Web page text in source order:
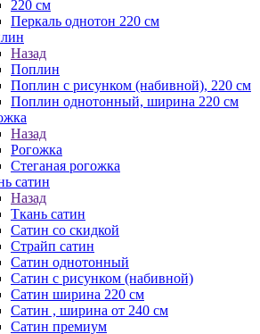
220 см
Перкаль однотон 220 см
Назад
Поплин
Поплин с рисунком (набивной), 220 см
Поплин однотонный, ширина 220 см
Назад
Рогожка
Стеганая рогожка
сатин
Назад
Ткань сатин
Сатин со скидкой
Страйп сатин
Сатин однотонный
Сатин с рисунком (набивной)
Сатин ширина 220 см
Сатин , ширина от 240 см
Сатин премиум